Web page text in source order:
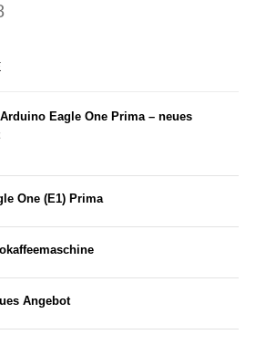
Eagle One Prima – neues
One (E1) Prima
Angebot